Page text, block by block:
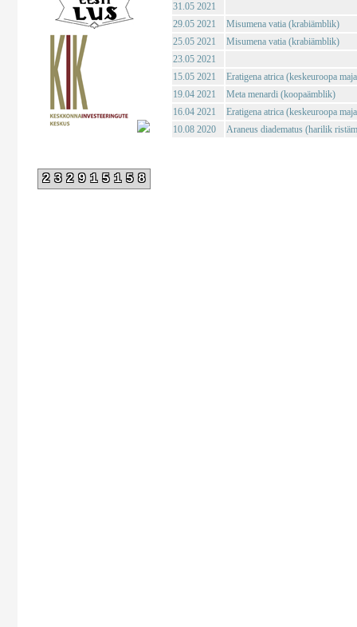
232915158
31.05 2021
29.05 2021
Misumena vatia (krabiämblik)
25.05 2021
Misumena vatia (krabiämblik)
23.05 2021
15.05 2021
Eratigena atrica (keskeuroopa
19.04 2021
Meta menardi (koopaämblik)
16.04 2021
Eratigena atrica (keskeuroopa
10.08 2020
Araneus diadematus (harilik